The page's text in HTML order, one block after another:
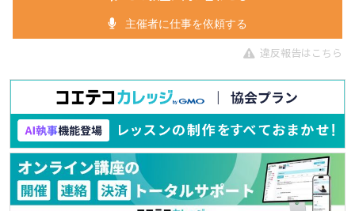
主催者に仕事を依頼する
違反報告はこちら